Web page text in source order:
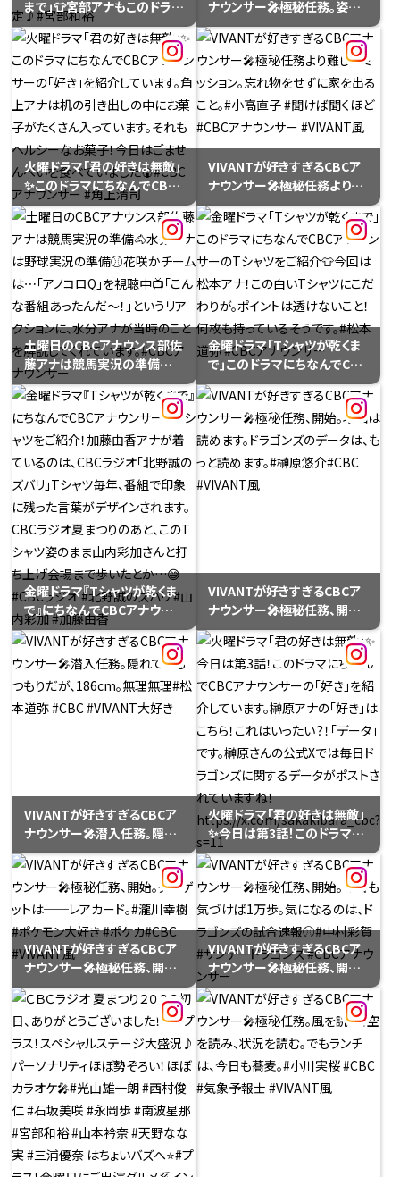
まで｣👕宮部アナもこのドラマ
にハマっています！今日夕方
放送のCBCラジオ｢#ドラ魂キ
ング｣の中でも熱く語ります！
ドラマの主題歌 スピッツの新
曲｢見知らぬ糸｣もオンエア予
定♪#宮部和裕
ナウンサー🎤極秘任務。姿を
変えられずとも、声の変化は
自由自在。#渡辺美香 #デララ
バ#CBCアナウンサー
#VIVANT風
火曜ドラマ｢君の好きは無敵｣
✨️このドラマにちなんでCBC
アナウンサーの｢好き｣を紹介
しています。角上アナは机の引
き出しの中にお菓子がたくさ
ん入っています。それもヘルシ
ーなお菓子！今日はごません
べいを食べていました🍘
#CBCアナウンサー #角上清
司
VIVANTが好きすぎるCBCア
ナウンサー🎤極秘任務より難
しいミッション。忘れ物をせず
に家を出ること。#小高直子 #
聞けば聞くほど#CBCアナウ
ンサー #VIVANT風
土曜日のCBCアナウンス部佐
藤アナは競馬実況の準備🐴
水分アナは野球実況の準備
⚾️花咲かチームは⋯｢アノコ
ロQ｣を視聴中📺｢こんな番組
あったんだ～！｣というリアク
ションに、水分アナが当時のこ
とを解説してくれています。
#CBCアナウンサー
金曜ドラマ｢Tシャツが乾くま
で｣このドラマにちなんでCBC
アナウンサーのTシャツをご
紹介👕今回は松本アナ！この
白いTシャツにこだわりが。ポ
イントは透けないこと！何枚も
持っているそうです。#松本道
弥 #CBCアナウンサー
金曜ドラマ『Tシャツが乾くま
で』にちなんでCBCアナウンサ
ーのTシャツをご紹介！加藤由
香アナが着ているのは、CBC
ラジオ｢北野誠のズバリ｣Tシ
ャツ毎年、番組で印象に残っ
た言葉がデザインされます。
野誠のズバリ #山内彩加 #加
藤由香
VIVANTが好きすぎるCBCア
ナウンサー🎤極秘任務、開始。
地図は読めます。ドラゴンズ
のデータは、もっと読めます。#
榊原悠介#CBC #VIVANT風
VIVANTが好きすぎるCBCア
ナウンサー🎤潜入任務。隠れ
ているつもりだが、186cm。無
理無理#松本道弥 #CBC
#VIVANT大好き
火曜ドラマ「君の好きは無敵」
✨️今日は第3話！このドラマに
ちなんでCBCアナウンサーの
「好き」を紹介しています。榊原
アナの「好き」はこちら！これは
いったい？！「データ」です。榊
原さんの公式Xでは毎日ドラ
ゴンズに関するデータがポス
トされていますね！
https://x.com/sakakibar
a_cbc?s=11
VIVANTが好きすぎるCBCア
ナウンサー🎤極秘任務、開始。
ターゲットは──レアカード。
#瀧川幸樹 #ポケモン大好き
#ポケカ#CBC #VIVANT風
VIVANTが好きすぎるCBCア
ナウンサー🎤極秘任務、開始。
今日も気づけば1万歩。気に
なるのは、ドラゴンズの試合
速報⚾️#中村彩賀 #サンデー
ドラゴンズ #CBCアナウンサ
ー